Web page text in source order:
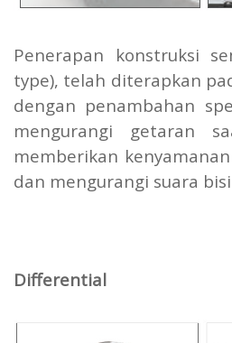
Penerapan konstruksi
type), telah diterapkan
dengan penambahan
mengurangi getaran
memberikan
dan mengurangi suara
Differential